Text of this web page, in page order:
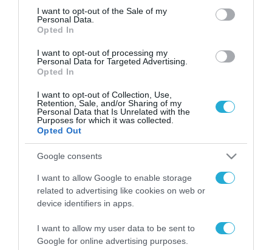
consent section.
I want to opt-out of the Sale of my
Personal Data.
Opted In
I want to opt-out of processing my
Personal Data for Targeted Advertising.
Opted In
I want to opt-out of Collection, Use,
Retention, Sale, and/or Sharing of my
Personal Data that Is Unrelated with the
Purposes for which it was collected.
Opted Out
Google consents
I want to allow Google to enable storage
related to advertising like cookies on web or
device identifiers in apps.
I want to allow my user data to be sent to
Google for online advertising purposes.
ΡΟΗ ΕΙΔΗΣΕΩΝ
Το χρηματοδοτούμενο
Gaming Police”
ενισχύει την ασφάλεια
31.07.2026